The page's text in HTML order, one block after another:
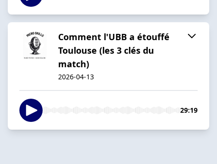
Comment l'UBB a étouffé
Toulouse (les 3 clés du
match)
2026-04-13
29:19